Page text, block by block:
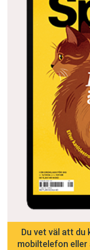
Du vet väl att du
mobiltelefon eller